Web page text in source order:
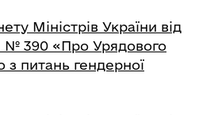
Міністрів України від
№ 390 «Про Урядового
з питань гендерної